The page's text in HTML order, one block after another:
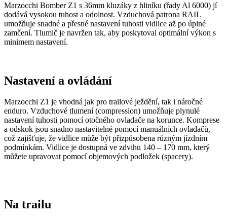
Marzocchi Bomber Z1 s 36mm kluzáky z hliníku (řady Al 6000) jí
dodává vysokou tuhost a odolnost. Vzduchová patrona RAIL
umožňuje snadné a přesné nastavení tuhosti vidlice až po úplné
zamčení. Tlumič je navržen tak, aby poskytoval optimální výkon s
minimem nastavení.
Nastavení a ovládání
Marzocchi Z1 je vhodná jak pro trailové ježdění, tak i náročné
enduro. Vzduchové tlumení (compression) umožňuje plynulé
nastavení tuhosti pomocí otočného ovladače na korunce. Komprese
a odskok jsou snadno nastavitelné pomocí manuálních ovladačů,
což zajišťuje, že vidlice může být přizpůsobena různým jízdním
podmínkám. Vidlice je dostupná ve zdvihu 140 – 170 mm, který
můžete upravovat pomocí objemových podložek (spacery).
Na trailu